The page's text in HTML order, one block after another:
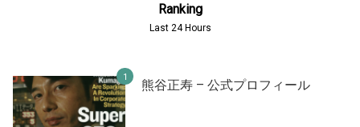
Ranking
Last 24 Hours
熊谷正寿 – 公式プロフィール